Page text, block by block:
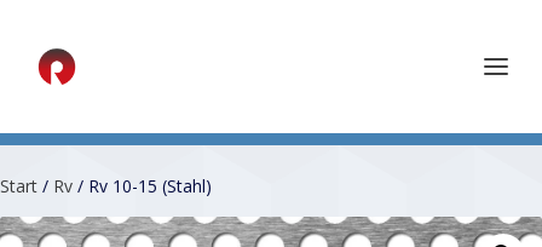
Start / Rv / Rv 10-15 (Stahl)